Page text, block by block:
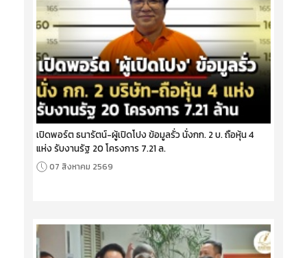
เปิดพอร์ต ธนารัตน์-ผู้เปิดโปง ข้อมูลรั่ว นั่งกก. 2 บ. ถือหุ้น 4
แห่ง รับงานรัฐ 20 โครงการ 7.21 ล.
07 สิงหาคม 2569